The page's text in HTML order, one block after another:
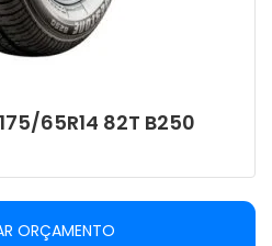
65R14 82T B250
ORÇAMENTO